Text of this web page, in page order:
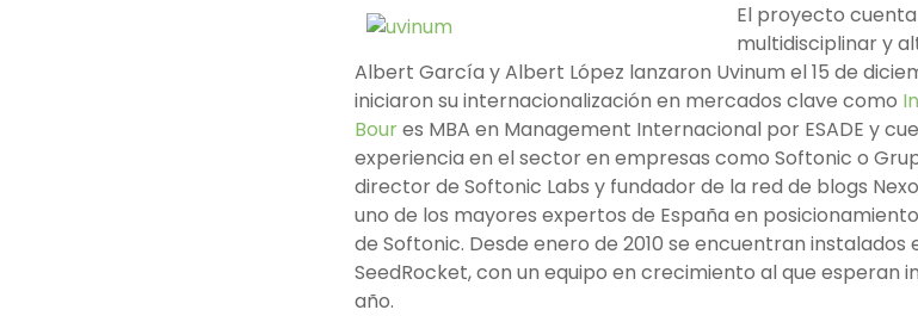
El proyecto
multidisciplinar y
Albert García y Albert López lanzaron Uvinum el 15 de
iniciaron su internacionalización en mercados clave como
Boures MBA en Management Internacional por ESADE y
experiencia en el sector en empresas como Softonic o
director de Softonic Labs y fundador de la red de blogs
uno de los mayores expertos de España en
de Softonic. Desde enero de 2010 se encuentran instalados
SeedRocket, con un equipo en crecimiento al que esperan
año.